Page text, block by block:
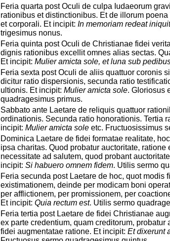
Feria quarta post Oculi de culpa Iudaeorum
rationibus et distinctionibus. Et de illorum
et corporali. Et incipit:In memoriam redeat
trigesimus nonus.
Feria quinta post Oculi de Christianae fidei
dignis rationibus excellit omnes alias sectas.
Et incipit:Mulier amicta sole, et luna sub
Feria sexta post Oculi de aliis quattuor coronis
dicitur ratio dispersionis, secunda ratio
ultionis. Et incipit:Mulier amicta sole. Gloriosus
quadragesimus primus.
Sabbato ante Laetare de reliquis quattuor
ordinationis. Secunda ratio honorationis. Tertia
incipit:Mulier amicta sole etc. Fructuosissimus
Dominica Laetare de fidei formatae realitate,
ipsa charitas. Quod probatur auctoritate,
necessitate ad salutem, quod probant
incipit:Si habuero omnem fidem. Utilis sermo
Feria secunda post Laetare de hoc, quot modis
existimationem, deinde per modicam boni
per afflictionem, per promissionem, per
Et incipit:Quia rectum est. Utilis sermo
Feria tertia post Laetare de fidei Christianae
ex parte credentium, quam creditorum,
fidei augmentatae ratione. Et incipit:Et dixerunt